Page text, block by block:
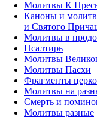
Молитвы К
Каноны и
и Святого
Молитвы в
Псалтирь
Молитвы
Молитвы Пасхи
Фрагменты
Молитвы на
Смерть и
Молитвы разные